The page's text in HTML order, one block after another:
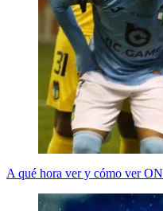
A qué hora ver y cómo ver